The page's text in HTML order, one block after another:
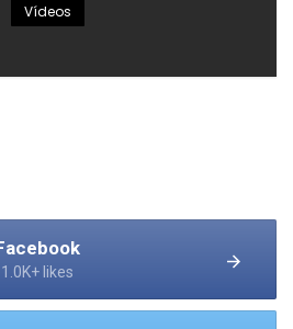
Vídeos
1.0K+ likes